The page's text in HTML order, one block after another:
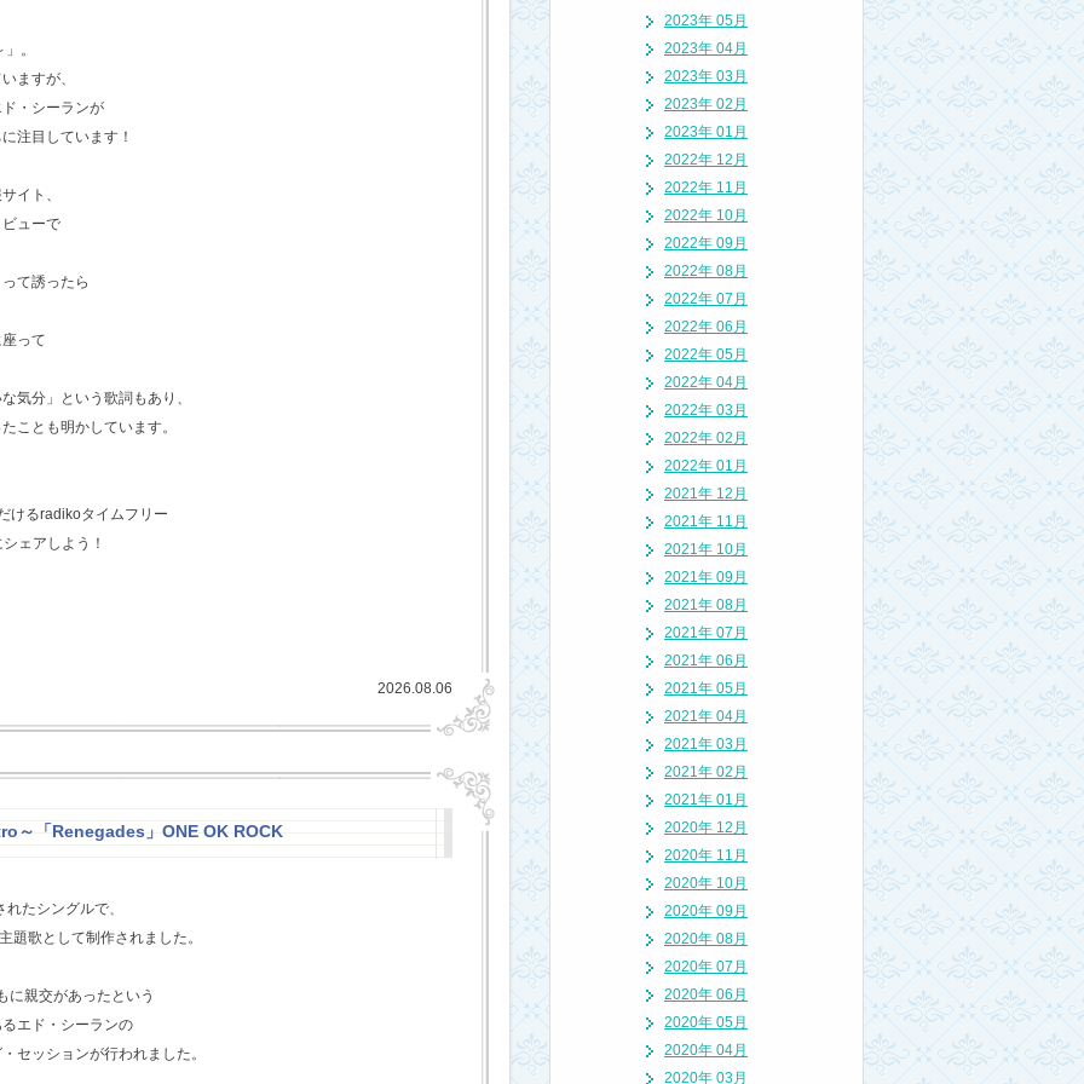
。
ますが、
・シーランが
注目しています！
イト、
ューで
て誘ったら
って
気分」という歌詞もあり、
ことも明かしています。
けるradikoタイムフリー
ェアしよう！
2026.08.06
～「Renegades」ONE OK ROCK
たシングルで、
題歌として制作されました。
に親交があったという
エド・シーランの
セッションが行われました。
2023年 05月
2023年 04月
2023年 03月
2023年 02月
2023年 01月
2022年 12月
2022年 11月
2022年 10月
2022年 09月
2022年 08月
2022年 07月
2022年 06月
2022年 05月
2022年 04月
2022年 03月
2022年 02月
2022年 01月
2021年 12月
2021年 11月
2021年 10月
2021年 09月
2021年 08月
2021年 07月
2021年 06月
2021年 05月
2021年 04月
2021年 03月
2021年 02月
2021年 01月
2020年 12月
2020年 11月
2020年 10月
2020年 09月
2020年 08月
2020年 07月
2020年 06月
2020年 05月
2020年 04月
2020年 03月